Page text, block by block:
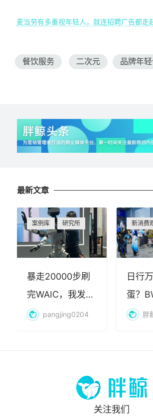
麦当劳有多重视年轻人，就连招聘广告都走
餐饮服务 二次元 品牌年
最新文章
案例库 研究所
暴走20000步刷
完WAIC，我发现
AI最赚钱的不是
pangjing0204
新消费
日行
蛋？
朝圣胖
关注我们